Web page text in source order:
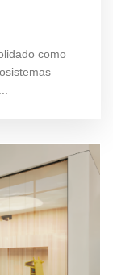
como